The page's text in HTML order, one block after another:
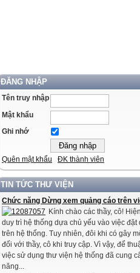
ĐĂNG NHẬP
Tên truy nhập
Mật khẩu
Ghi nhớ
Quên mật khẩu ĐK thành viên
TIN TỨC THƯ VIỆN
Chức năng Dừng xem quảng cáo trên
Kính chào các thầy, cô!
duy trì hệ thống dựa chủ yếu vào việc đặt
trên hệ thống. Tuy nhiên, đôi khi có gây
đối với thầy, cô khi truy cập. Vì vậy, để
việc sử dụng thư viện hệ thống đã cung
năng...